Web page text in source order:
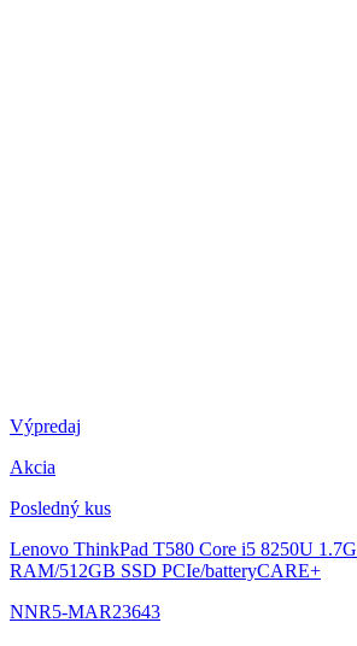
Výpredaj
Akcia
Posledný kus
Lenovo ThinkPad T580 Core i5 8250U
RAM/512GB SSD PCIe/batteryCARE+
NNR5-MAR23643